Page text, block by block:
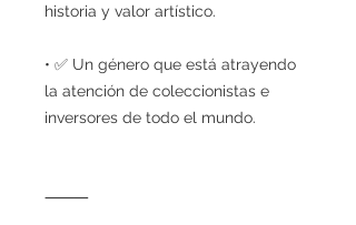
historia y valor artístico.
• ✅ Un género que está atrayendo
la atención de coleccionistas e
inversores de todo el mundo.
⸻